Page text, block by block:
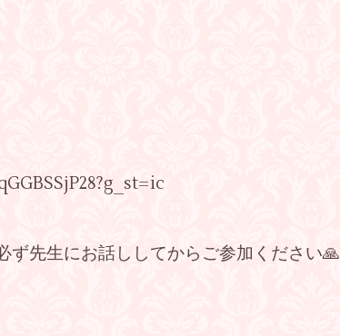
先生にお話ししてからご参加ください🙏